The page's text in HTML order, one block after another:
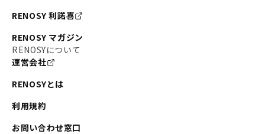
RENOSY 利諾喜
RENOSY マガジン
RENOSYについて
運営会社
RENOSYとは
利用規約
お問い合わせ窓口